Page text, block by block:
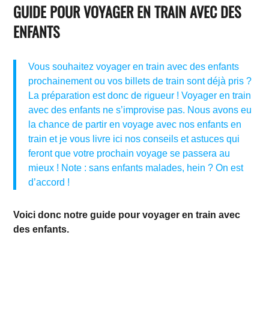
GUIDE POUR VOYAGER EN TRAIN AVEC DES
ENFANTS
Vous souhaitez voyager en train avec des enfants
prochainement ou vos billets de train sont déjà pris ?
La préparation est donc de rigueur ! Voyager en train
avec des enfants ne s’improvise pas. Nous avons eu
la chance de partir en voyage avec nos enfants en
train et je vous livre ici nos conseils et astuces qui
feront que votre prochain voyage se passera au
mieux ! Note : sans enfants malades, hein ? On est
d’accord !
Voici donc notre guide pour voyager en train avec
des enfants.